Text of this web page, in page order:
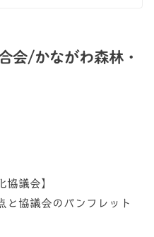
会/かながわ森林・
協議会】
協議会のパンフレット